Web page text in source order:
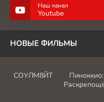
Наш канал
Youtube
НОВЫЕ ФИЛЬМЫ
СОУЛМ8ЙТ
Пиноккио: